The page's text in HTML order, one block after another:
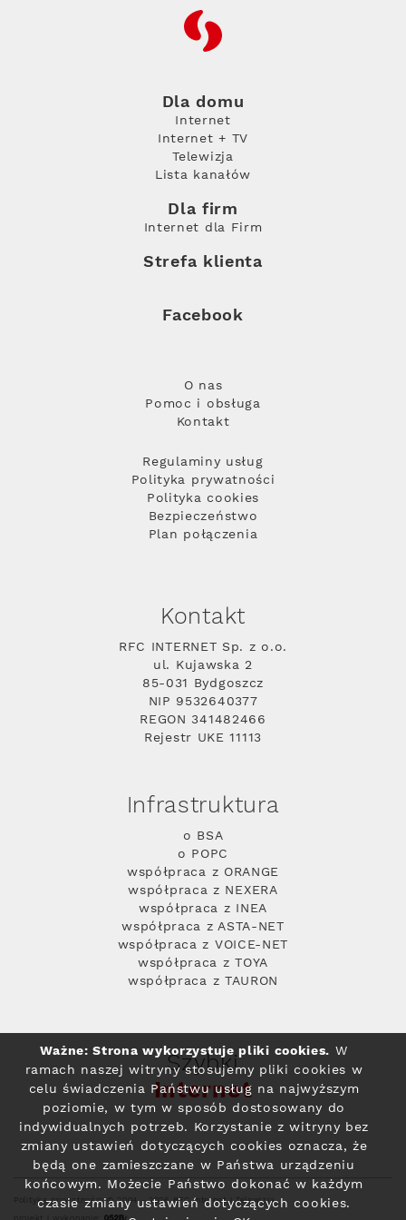
RFC
Dla domu
Internet
Internet + TV
Telewizja
Lista kanałów
Dla firm
Internet dla Firm
Strefa klienta
Facebook
O nas
Pomoc i obsługa
Kontakt
Regulaminy usług
Polityka prywatności
Polityka cookies
Bezpieczeństwo
Plan połączenia
Kontakt
RFC INTERNET Sp. z o.o.
ul. Kujawska 2
85-031 Bydgoszcz
NIP 9532640377
REGON 341482466
Rejestr UKE 11113
Infrastruktura
o BSA
o POPC
współpraca z ORANGE
współpraca z NEXERA
współpraca z INEA
współpraca z ASTA-NET
współpraca z VOICE-NET
współpraca z TOYA
współpraca z TAURON
Szybki
Internet
Polityka prywatności© 2004 - 2026 RFC Internet i Telewizja
Ważne: Strona wykorzystuje pliki cookies. W
ramach naszej witryny stosujemy pliki cookies w
celu świadczenia Państwu usług na najwyższym
poziomie, w tym w sposób dostosowany do
indywidualnych potrzeb. Korzystanie z witryny bez
zmiany ustawień dotyczących cookies oznacza, że
będą one zamieszczane w Państwa urządzeniu
końcowym. Możecie Państwo dokonać w każdym
czasie zmiany ustawień dotyczących cookies.